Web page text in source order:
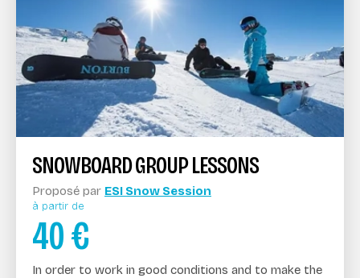
SNOWBOARD GROUP LESSONS
Proposé par ESI Snow Session
à partir de
40€
In order to work in good conditions and to make the